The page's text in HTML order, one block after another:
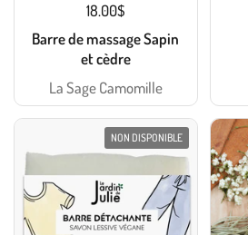
18.00$
Barre de massage Sapin
et cèdre
La Sage Camomille
NON DISPONIBLE